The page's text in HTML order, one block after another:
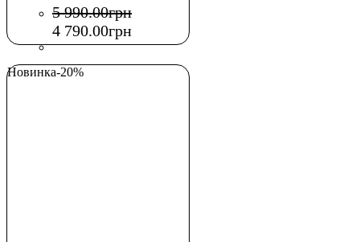
5 990.00грн
4 790.00грн
Новинка-20%